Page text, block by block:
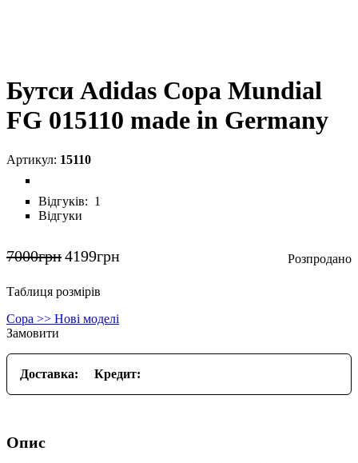
Бутси Adidas Copa Mundial
FG 015110 made in Germany
15110
Відгуків: 1
Відгуки
7000грн4199грн
Таблиця розмірів
Copa >> Нові моделі
Замовити
Доставка: Кредит:
Опис